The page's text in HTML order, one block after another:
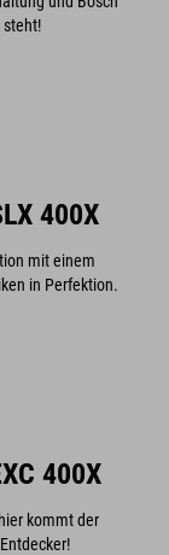
steht!
400X
mit einem
in Perfektion.
400X
kommt der